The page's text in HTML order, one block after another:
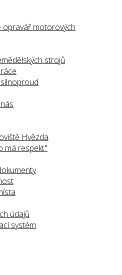
opravář motorových
strojů
Hvězda
má respekt"
údajů
systém